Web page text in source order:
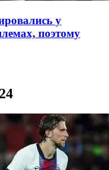
у
поэтому